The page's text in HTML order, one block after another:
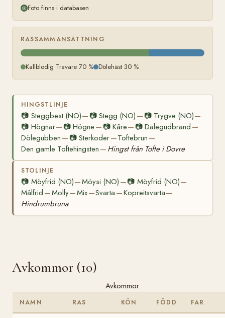
Foto finns i databasen
RASSAMMANSÄTTNING
Kallblodig Travare 70 % Dölehäst 30 %
HINGSTLINJE
📷 Steggbest (NO)— 📷Stegg (NO) — 📷 Trygve (NO)—
📷 Högnar— 📷Högne — 📷 Kåre— 📷 Dalegudbrand —
Dölegubben — 📷Sterkoder—Toftebrun —
Den gamle Toftehingsten — Hingst från Tofte i Dovre
STOLINJE
📷 Möyfrid (NO)—Möysi (NO) —📷 Möyfrid (NO)—
Målfrid —Molly—Mix—Svarta —Kopreitsvarta—
Hindrumbruna
Avkommor (10)
Avkommor
NAMN RAS KÖN FÖDD FAR